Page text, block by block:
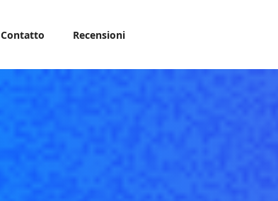
Contatto Recensioni